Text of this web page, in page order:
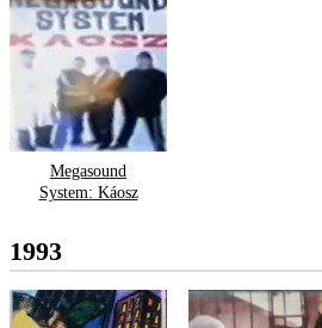
Megasound
System: Káosz
1993